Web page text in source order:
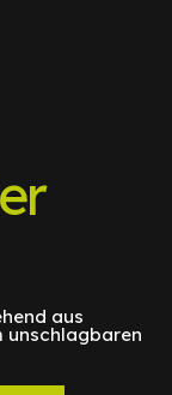
aus
unschlagbaren